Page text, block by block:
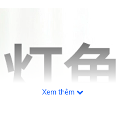
Xem thêm